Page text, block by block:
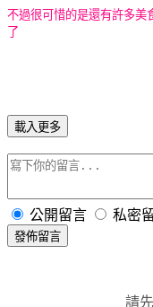
不過很可惜的是還有許多美
了
載入更多
公開留言 私密
發佈留言
請先